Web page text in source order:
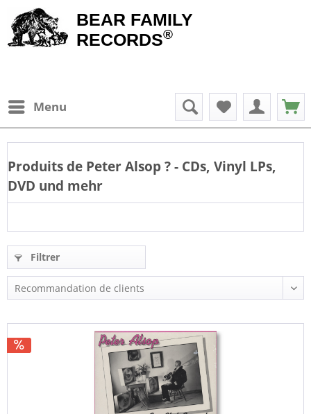
BEAR FAMILY
RECORDS®
Menu
Produits de Peter Alsop? - CDs, Vinyl LPs,
DVD und mehr
Filtrer